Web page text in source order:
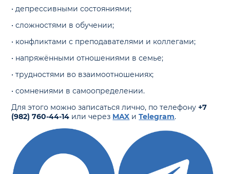
• депрессивными состояниями;
• сложностями в обучении;
• конфликтами с преподавателями и коллегами;
• напряжёнными отношениями в семье;
• трудностями во взаимоотношениях;
• сомнениями в самоопределении.
Для этого можно записаться лично, по телефону+7
(982) 760-44-14 или через MAX иTelegram.